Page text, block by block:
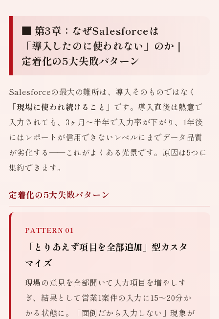
■ 第3章：なぜSalesforceは
「導入したのに使われない」のか｜
定着化の5大失敗パターン
Salesforceの最大の難所は、導入そのものではなく
「現場に使われ続けること」 です。導入直後は熱意で
入力されても、3ヶ月〜半年で入力率が下がり、1年後
にはレポートが信用できないレベルにまでデータ品質
が劣化する——これがよくある光景です。原因は5つに
集約できます。
定着化の5大失敗パターン
PATTERN 01
「とりあえず項目を全部追加」型カスタ
マイズ
現場の意見を全部聞いて入力項目を増やしす
ぎ、結果として営業1案件の入力に15〜20分か
かる状態に。「面倒だから入力しない」現象が